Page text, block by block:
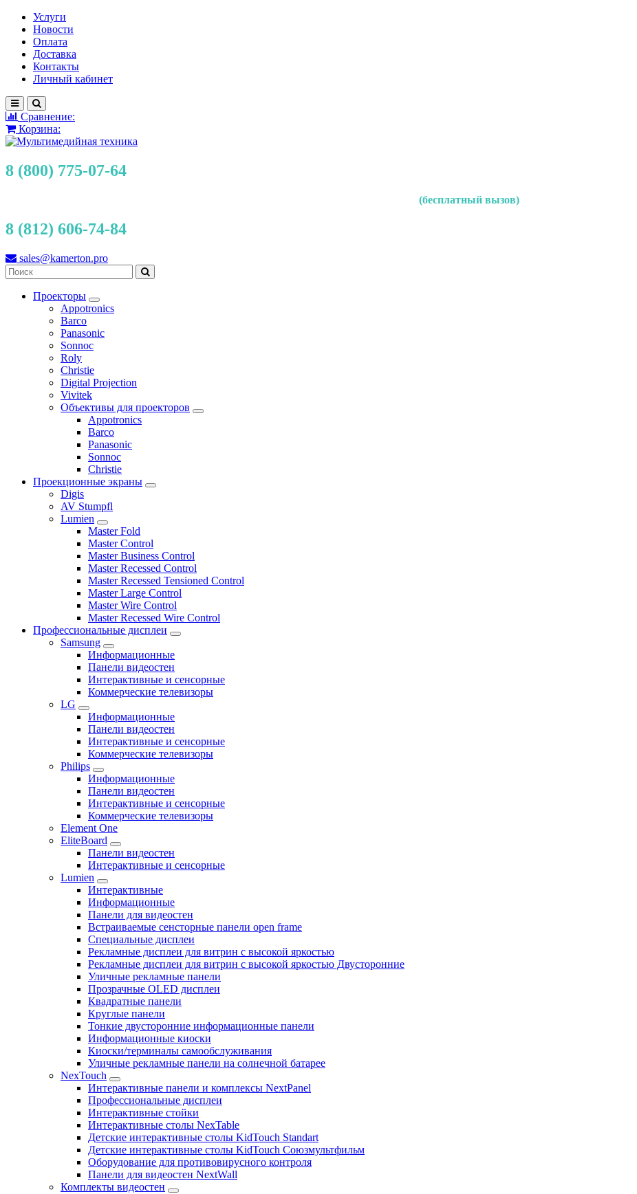
Услуги
Новости
Оплата
Доставка
Контакты
Личный кабинет
Сравнение:
Корзина:
8 (800) 775-07-64
(бесплатный вызов)
8 (812) 606-74-84
sales@kamerton.pro
Проекторы
Appotronics
Barco
Panasonic
Sonnoc
Roly
Christie
Digital Projection
Vivitek
Объективы для проекторов
Appotronics
Barco
Panasonic
Sonnoc
Сhristie
Проекционные экраны
Digis
AV Stumpfl
Lumien
Master Fold
Master Control
Master Business Control
Master Recessed Control
Master Recessed Tensioned Control
Master Large Control
Master Wire Control
Master Recessed Wire Control
Профессиональные дисплеи
Samsung
Информационные
Панели видеостен
Интерактивные и сенсорные
Коммерческие телевизоры
LG
Информационные
Панели видеостен
Интерактивные и сенсорные
Коммерческие телевизоры
Philips
Информационные
Панели видеостен
Интерактивные и сенсорные
Коммерческие телевизоры
Element One
EliteBoard
Панели видеостен
Интерактивные и сенсорные
Lumien
Интерактивные
Информационные
Панели для видеостен
Встраиваемые сенсторные панели open frame
Специальные дисплеи
Рекламные дисплеи для витрин с высокой яркостью
Рекламные дисплеи для витрин с высокой яркостью Двусторонние
Уличные рекламные панели
Прозрачные OLED дисплеи
Квадратные панели
Круглые панели
Тонкие двусторонние информационные панели
Информационные киоски
Киоски/терминалы самообслуживания
Уличные рекламные панели на солнечной батарее
NexTouch
Интерактивные панели и комплексы NextPanel
Профессиональные дисплеи
Интерактивные стойки
Интерактивные столы NexTable
Детские интерактивные столы KidTouch Standart
Детские интерактивные столы KidTouch Союзмультфильм
Оборудование для противовирусного контроля
Панели для видеостен NextWall
Комплекты видеостен